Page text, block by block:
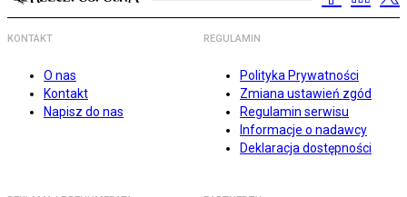
KONTAKT
O nas
Kontakt
Napisz do nas
REGULAMIN
Polityka Prywatności
Zmiana ustawień zgód
Regulamin serwisu
Informacje o nadawcy
Deklaracja dostępności